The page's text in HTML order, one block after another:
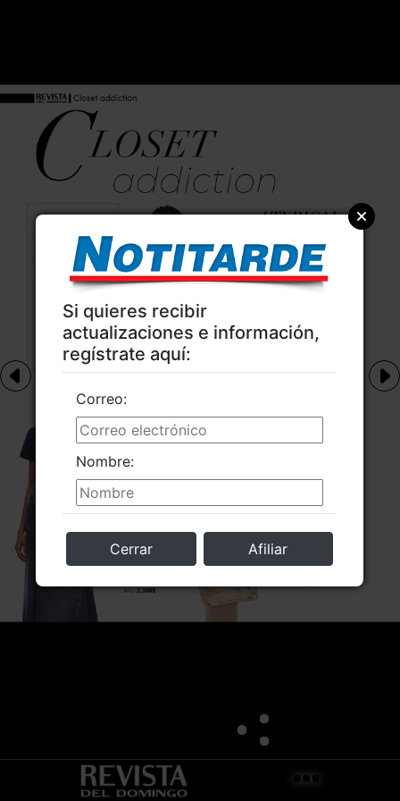
Si quieres recibir
actualizaciones e información,
regístrate aquí:
Nombre:
Correo:
Cerrar Afiliar